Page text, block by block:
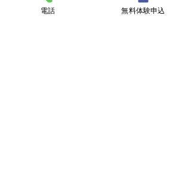
電話 無料体験申込